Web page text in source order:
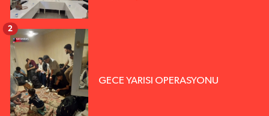
GECE YARISI OPERASYONU
2